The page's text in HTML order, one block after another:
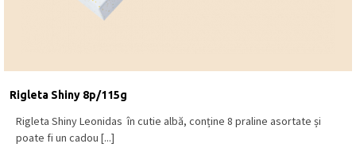
Rigleta Shiny 8p/115g
Rigleta Shiny Leonidas în cutie albă, conține 8 praline asortate și
poate fi un cadou [...]